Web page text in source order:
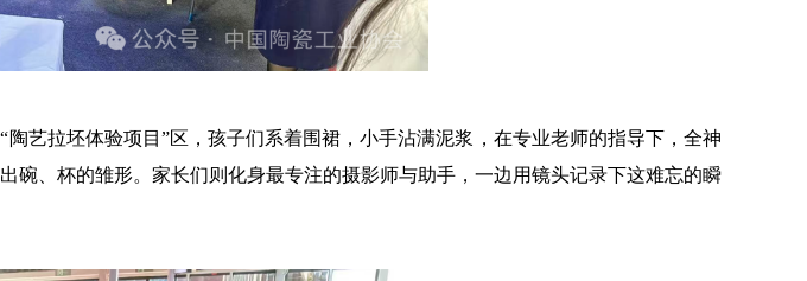
艺拉坯体验项目”区，孩子们系着围裙，小手沾满泥浆，在专业老师的指导下，全神
、杯的雏形。家长们则化身最专注的摄影师与助手，一边用镜头记录下这难忘的瞬